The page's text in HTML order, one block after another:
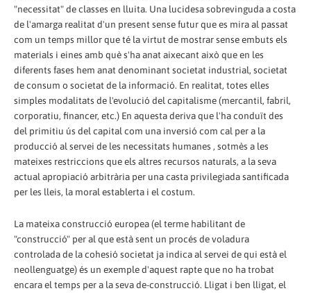
"necessitat" de classes en lluita. Una lucidesa sobrevinguda a costa
de l'amarga realitat d'un present sense futur que es mira al passat
com un temps millor que té la virtut de mostrar sense embuts els
materials i eines amb què s'ha anat aixecant això que en les
diferents fases hem anat denominant societat industrial, societat
de consum o societat de la informació. En realitat, totes elles
simples modalitats de l'evolució del capitalisme (mercantil, fabril,
corporatiu, financer, etc.) En aquesta deriva que l'ha conduït des
del primitiu ús del capital com una inversió com cal per a la
producció al servei de les necessitats humanes , sotmès a les
mateixes restriccions que els altres recursos naturals, a la seva
actual apropiació arbitrària per una casta privilegiada santificada
per les lleis, la moral establerta i el costum.
La mateixa construcció europea (el terme habilitant de
"construcció" per al que està sent un procés de voladura
controlada de la cohesió societat ja indica al servei de qui està el
neollenguatge) és un exemple d'aquest rapte que no ha trobat
encara el temps per a la seva de-construcció. Lligat i ben lligat, el